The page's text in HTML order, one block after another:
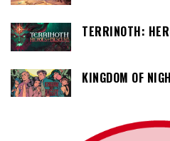
TERRINOTH:
KINGDOM OF